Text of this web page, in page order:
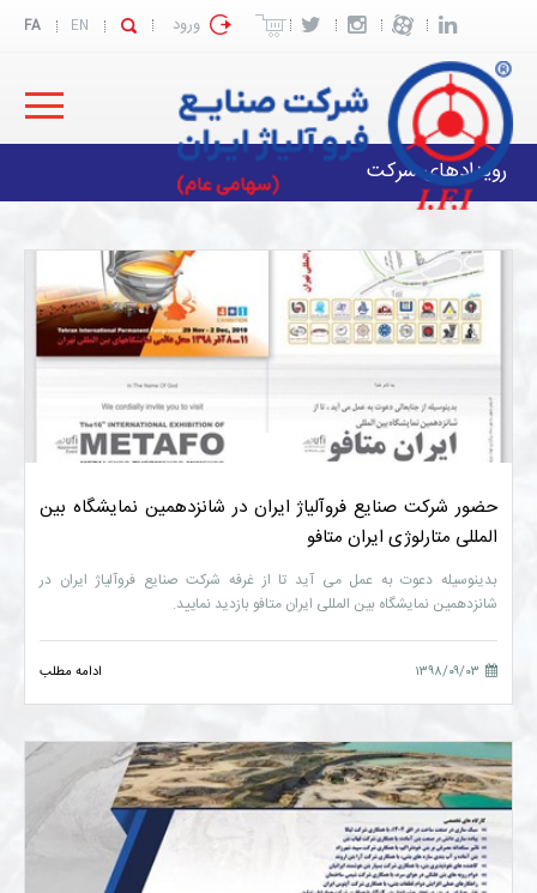
ورود EN
FA
رویدادهای شرکت
حضور شرکت صنایع فروآلیاژ ایران در شانزدهمین نمایشگاه بین
المللی متارلوژی ایران متافو
بدینوسیله دعوت به عمل می آید تا از غرفه شرکت صنایع فروآلیاژ ایران در
شانزدهمین نمایشگاه بین المللی ایران متافو بازدید نمایید.
۱۳۹۸/۰۹/۰۳ ادامه مطلب